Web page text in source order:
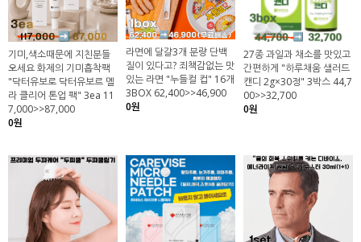
기미,색소때문에 지친분들
오세요 화제의 기미흡착팩
"닥터유보로 닥터유보르 멜
라 클리어 톤업 팩" 3ea 11
7,000>>87,000
0원
라면에 달걀3개 분량 단백
질이 있다고? 죄책감없는 맛
있는 라면 "누들컬 컵" 16개
3BOX 62,400>>46,900
0원
27종 과일과 채소를 맛있고
간편하게 "하루채움 샐러드
캔디 2g×30정" 3박스 44,7
00>>32,700
0원